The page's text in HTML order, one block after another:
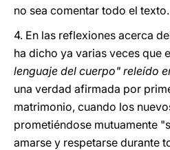
no sea comentar todo el texto.
4. En las reflexiones acerca
ha dicho ya varias veces que
lenguaje del cuerpo" releído
una verdad afirmada por
matrimonio, cuando los
prometiéndose mutuamente
amarse y respetarse durante